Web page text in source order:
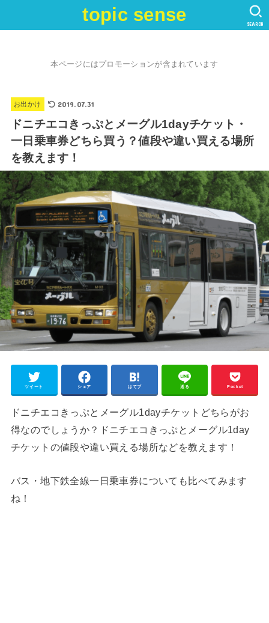
topic sense SEARCH
本ページにはプロモーションが含まれています
お出かけ 2019.07.31
ドニチエコきっぷとメーグル1dayチケット・
一日乗車券どちら買う？値段や違い買える場所
を教えます！
ツイート シェア はてブ 送る Pocket
ドニチエコきっぷとメーグル1dayチケットどちらがお
得なのでしょうか？ドニチエコきっぷとメーグル1day
チケットの値段や違い買える場所などを教えます！
バス・地下鉄全線一日乗車券についても比べてみます
ね！